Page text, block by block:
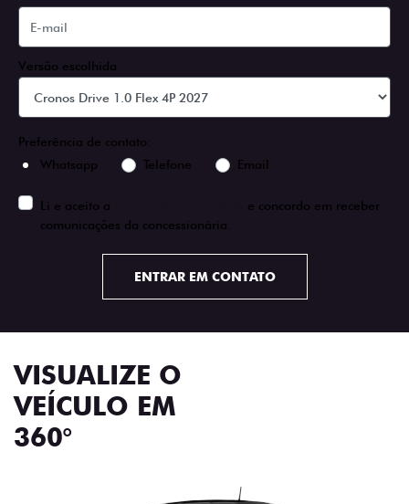
Versão escolhida
Preferência de contato:
Whatsapp
Telefone Email
Li e aceito a
e concordo em receber
comunicações da concessionária.
ENTRAR EM CONTATO
VISUALIZE O
VEÍCULO EM
360°